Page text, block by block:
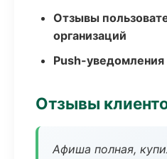
Отзывы
организаций
Push-
Отзывы
Афиша полная,